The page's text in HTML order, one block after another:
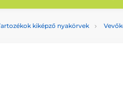
kiképző nyakörvek